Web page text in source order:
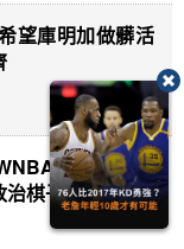
望庫明加做髒活
規則界線 球
治棋子